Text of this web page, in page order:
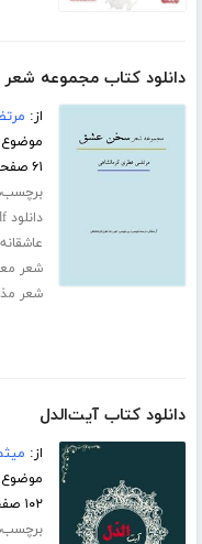
دانلود کتاب مجموعه
از:
۶۱ صفحه
دانلود pdf شعر
عاشقانه
شعر
شعر
دانلود کتاب آیت‌الدل
از:
۱۰۲ صفحه